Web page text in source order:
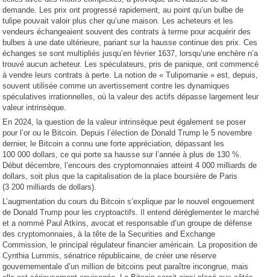
demande. Les prix ont progressé rapidement, au point qu’un bulbe de
tulipe pouvait valoir plus cher qu’une maison. Les acheteurs et les
vendeurs échangeaient souvent des contrats à terme pour acquérir des
bulbes à une date ultérieure, pariant sur la hausse continue des prix. Ces
échanges se sont multipliés jusqu’en février 1637, lorsqu’une enchère n’a
trouvé aucun acheteur. Les spéculateurs, pris de panique, ont commencé
à vendre leurs contrats à perte. La notion de « Tulipomanie » est, depuis,
souvent utilisée comme un avertissement contre les dynamiques
spéculatives irrationnelles, où la valeur des actifs dépasse largement leur
valeur intrinsèque.
En 2024, la question de la valeur intrinsèque peut également se poser
pour l’or ou le Bitcoin. Depuis l’élection de Donald Trump le 5 novembre
dernier, le Bitcoin a connu une forte appréciation, dépassant les
100 000 dollars, ce qui porte sa hausse sur l’année à plus de 130 %.
Début décembre, l’encours des cryptomonnaies atteint 4 000 milliards de
dollars, soit plus que la capitalisation de la place boursière de Paris
(3 200 milliards de dollars).
L’augmentation du cours du Bitcoin s’explique par le nouvel engouement
de Donald Trump pour les cryptoactifs. Il entend déréglementer le marché
et a nommé Paul Atkins, avocat et responsable d’un groupe de défense
des cryptomonnaies, à la tête de la Securities and Exchange
Commission, le principal régulateur financier américain. La proposition de
Cynthia Lummis, sénatrice républicaine, de créer une réserve
gouvernementale d’un million de bitcoins peut paraître incongrue, mais